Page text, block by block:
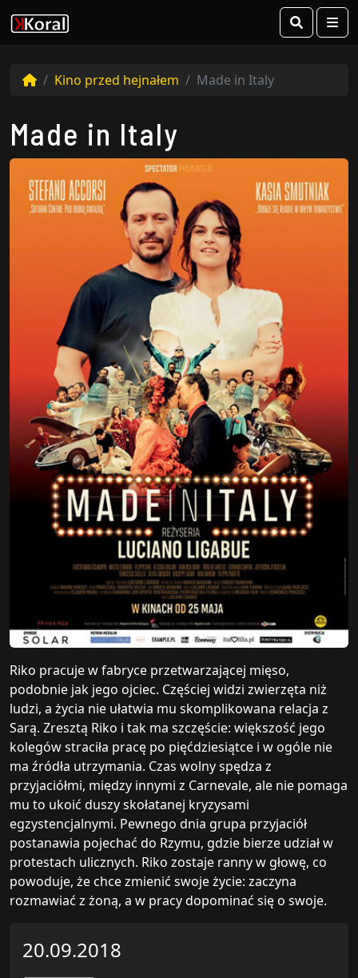
Search
Kino przed hejnałem Made in Italy
Made in Italy
Riko pracuje w fabryce przetwarzającej mięso,
podobnie jak jego ojciec. Częściej widzi zwierzęta niż
ludzi, a życia nie ułatwia mu skomplikowana relacja z
Sarą. Zresztą Riko i tak ma szczęście: większość jego
kolegów straciła pracę po pięćdziesiątce i w ogóle nie
ma źródła utrzymania. Czas wolny spędza z
przyjaciółmi, między innymi z Carnevale, ale nie pomaga
mu to ukoić duszy skołatanej kryzysami
egzystencjalnymi. Pewnego dnia grupa przyjaciół
postanawia pojechać do Rzymu, gdzie bierze udział w
protestach ulicznych. Riko zostaje ranny w głowę, co
powoduje, że chce zmienić swoje życie: zaczyna
rozmawiać z żoną, a w pracy dopominać się o swoje.
20.09.2018